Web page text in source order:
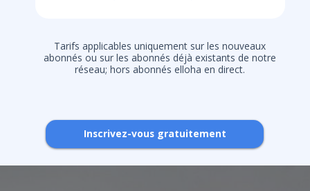
Tarifs applicables uniquement sur les nouveaux
abonnés ou sur les abonnés déjà existants de notre
réseau; hors abonnés elloha en direct.
Inscrivez-vous gratuitement